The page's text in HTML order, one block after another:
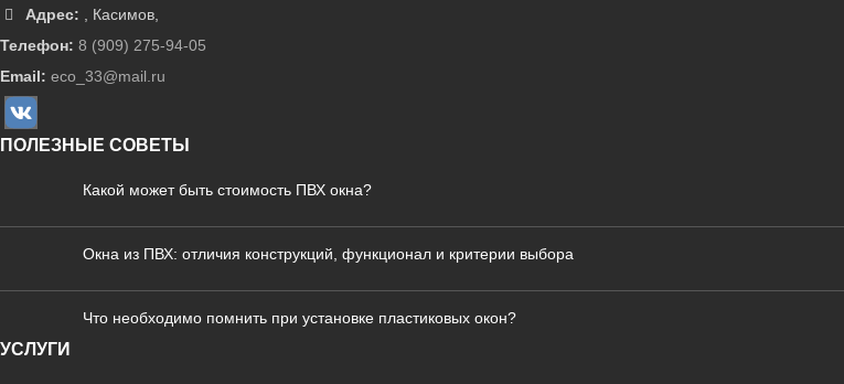
Адрес: Касимов
Телефон: 8 (909) 275-94-05
Email: eco_33@mail.ru
ПОЛЕЗНЫЕ СОВЕТЫ
Какой может быть стоимость ПВХ окна?
Окна из ПВХ: отличия конструкций, функционал и критерии выбора
Что необходимо помнить при установке пластиковых окон?
УСЛУГИ